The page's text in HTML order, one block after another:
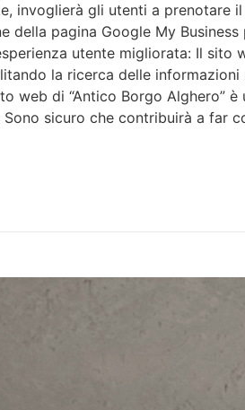
invoglierà gli utenti a prenotare
della pagina Google My
utente migliorata: Il
la ricerca delle
web di “Antico Borgo Alghero”
sicuro che contribuirà a far